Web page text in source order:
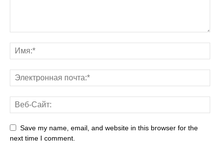
Save my name, email, and website in this browser for the
next time I comment.